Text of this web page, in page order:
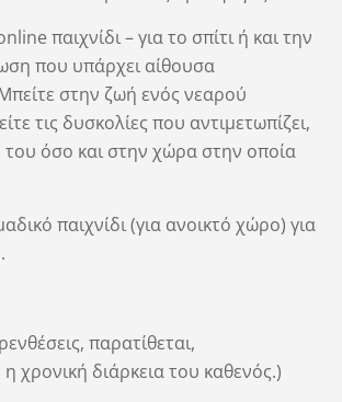
παιχνίδι – για το σπίτι ή και την
που υπάρχει αίθουσα
στην ζωή ενός νεαρού
τις δυσκολίες ​που αντιμετωπίζει,
όσο και στην χώρα στην οποία
παιχνίδι (για ανοικτό χώρο) για
παρατίθεται,
χρονική διάρκεια του καθενός.)